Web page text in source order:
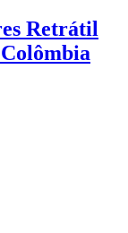
Retrátil